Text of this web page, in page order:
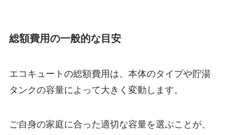
総額費用の一般的な目安
エコキュートの総額費用は、本体のタイプや貯湯
タンクの容量によって大きく変動します。
ご自身の家庭に合った適切な容量を選ぶことが、